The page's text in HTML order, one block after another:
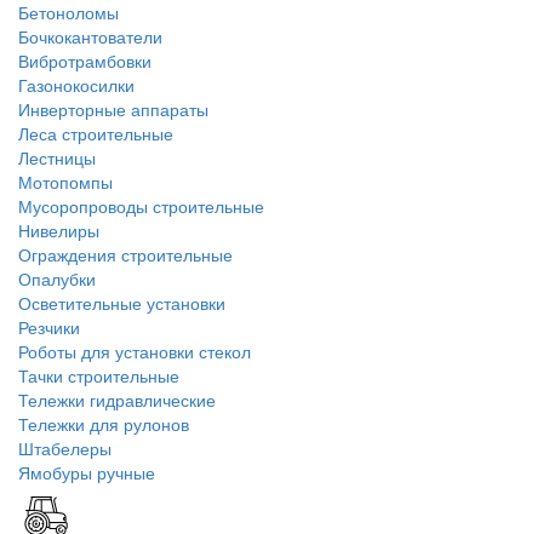
Бетоноломы
Бочкокантователи
Вибротрамбовки
Газонокосилки
Инверторные аппараты
Леса строительные
Лестницы
Мотопомпы
Мусоропроводы строительные
Нивелиры
Ограждения строительные
Опалубки
Осветительные установки
Резчики
Роботы для установки стекол
Тачки строительные
Тележки гидравлические
Тележки для рулонов
Штабелеры
Ямобуры ручные